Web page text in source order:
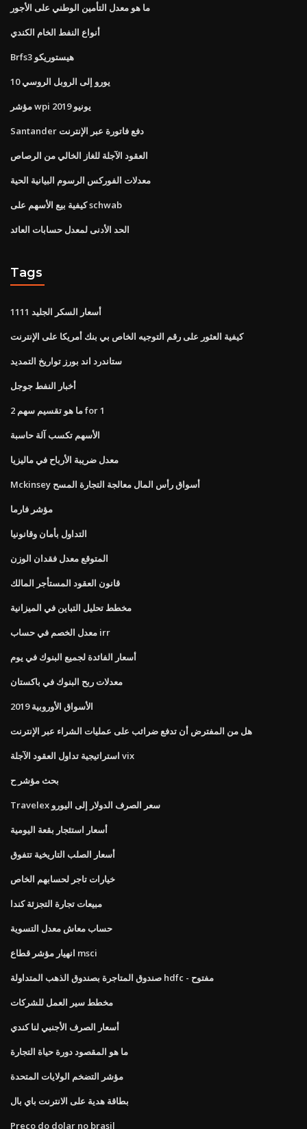
ما هو معدل التأمين الوطني على الأجور
أنواع النفط الخام الكندي
Brfs3 هيستوريكو
10 يورو إلى الروبل الروسي
مؤشر wpi يونيو 2019
Santander دفع فاتورة عبر الإنترنت
العقود الآجلة للغاز الخالي من الرصاص
معدلات الفوركس الرسوم البيانية الحية
كيفية بيع الأسهم على schwab
الحد الأدنى لمعدل حسابات العائد
Tags
أسعار السكر الجليد 1111
كيفية العثور على رقم التوجيه الخاص بي بنك أمريكا على الإنترنت
ستاندرد اند بورز تواريخ التمديد
أخبار النفط جوجل
ما هو تقسيم سهم 2 for 1
الأسهم تكسب آلة حاسبة
معدل ضريبة الأرباح في ماليزيا
Mckinsey أسواق رأس المال معالجة التجارة المسح
مؤشر فارما
التداول بأمان وقانونيا
المتوقع معدل فقدان الوزن
قانون العقود المستأجر المالك
مخطط تحليل التباين في الميزانية
معدل الخصم في حساب irr
أسعار الفائدة لجميع البنوك في يوم
معدلات ربح البنوك في باكستان
الأسواق الأوروبية 2019
هل من المفترض أن تدفع ضرائب على عمليات الشراء عبر الإنترنت
استراتيجية تداول العقود الآجلة vix
بحث مؤشر ح
Travelex سعر الصرف الدولار إلى اليورو
أسعار استئجار بقعة اليومية
أسعار الصلب التاريخية تتفوق
خيارات تاجر لحسابهم الخاص
مبيعات تجارة التجزئة كندا
حساب معاش معدل التسوية
انهيار مؤشر قطاع msci
صندوق المتاجرة بصندوق الذهب المتداولة hdfc - مفتوح
مخطط سير العمل للشركات
أسعار الصرف الأجنبي لنا كندي
ما هو المقصود دورة حياة التجارة
مؤشر التضخم الولايات المتحدة
بطاقة هدية على الانترنت باي بال
Preço do dolar no brasil